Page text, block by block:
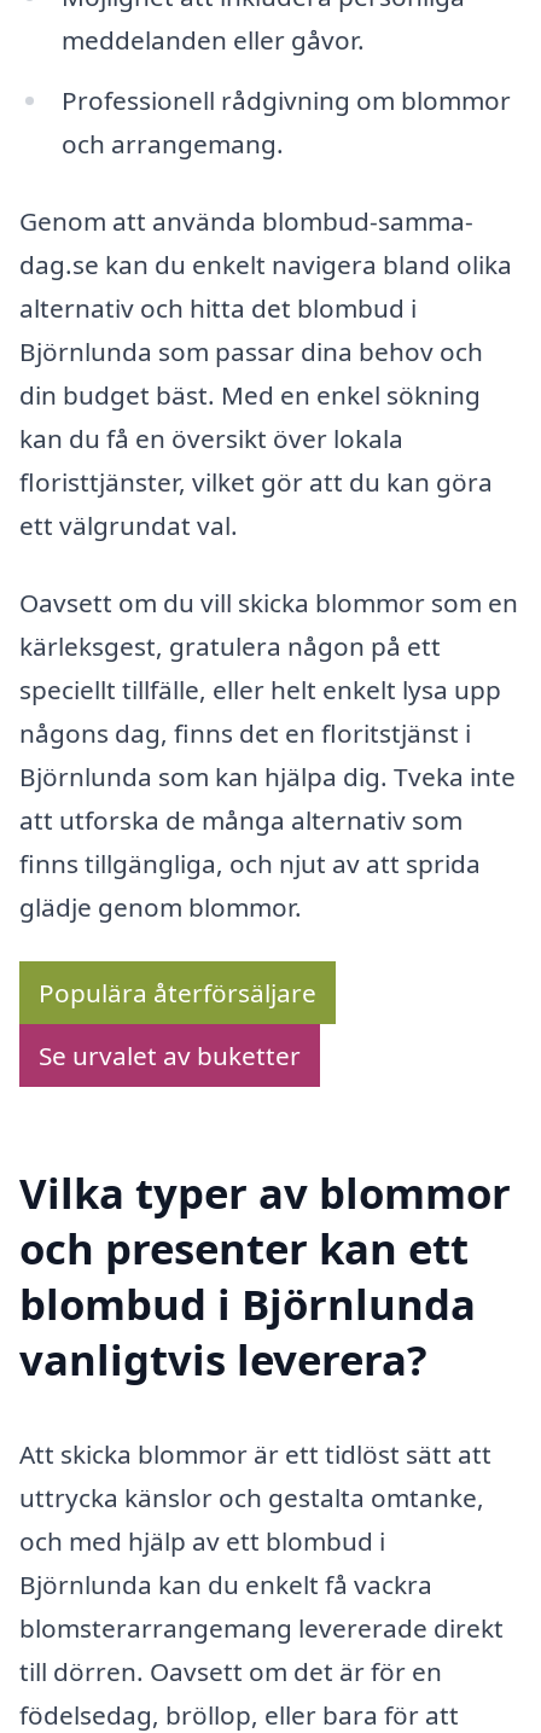
meddelanden eller gåvor.
Professionell rådgivning om blommor
och arrangemang.
Genom att använda blombud-samma-
dag.se kan du enkelt navigera bland olika
alternativ och hitta det blombud i
Björnlunda som passar dina behov och
din budget bäst. Med en enkel sökning
kan du få en översikt över lokala
floristtjänster, vilket gör att du kan göra
ett välgrundat val.
Oavsett om du vill skicka blommor som en
kärleksgest, gratulera någon på ett
speciellt tillfälle, eller helt enkelt lysa upp
någons dag, finns det en floritstjänst i
Björnlunda som kan hjälpa dig. Tveka inte
att utforska de många alternativ som
finns tillgängliga, och njut av att sprida
glädje genom blommor.
Populära återförsäljare
Se urvalet av buketter
Vilka typer av blommor
och presenter kan ett
blombud i Björnlunda
vanligtvis leverera?
Att skicka blommor är ett tidlöst sätt att
uttrycka känslor och gestalta omtanke,
och med hjälp av ett blombud i
Björnlunda kan du enkelt få vackra
blomsterarrangemang levererade direkt
till dörren. Oavsett om det är för en
födelsedag, bröllop, eller bara för att